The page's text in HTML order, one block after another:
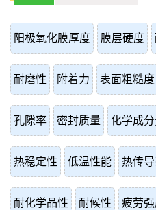
阳极氧化膜厚度 膜层硬度
耐磨性 附着力 表面粗糙度
孔隙率 密封质量 化学成
热稳定性 低温性能 热传
耐化学品性 耐候性 疲劳